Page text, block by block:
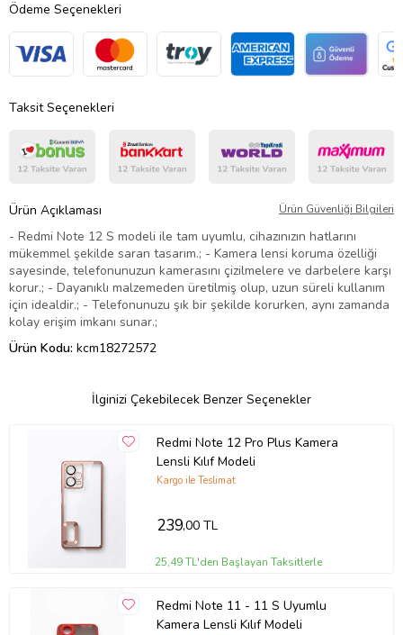
Ödeme Seçenekleri
Taksit Seçenekleri
Ürün Açıklaması Ürün Güvenliği Bilgileri
- Redmi Note 12 S modeli ile tam uyumlu, cihazınızın hatlarını
mükemmel şekilde saran tasarım.; - Kamera lensi koruma özelliği
sayesinde, telefonunuzun kamerasını çizilmelere ve darbelere karşı
korur.; - Dayanıklı malzemeden üretilmiş olup, uzun süreli kullanım
için idealdir.; - Telefonunuzu şık bir şekilde korurken, aynı zamanda
kolay erişim imkanı sunar.;
Ürün Kodu: kcm18272572
İlginizi Çekebilecek Benzer Seçenekler
Redmi Note 12 Pro Plus Kamera
Lensli Kılıf Modeli
Kargo ile Teslimat
239,00 TL
25,49 TL'den Başlayan Taksitlerle
Redmi Note 11 - 11 S Uyumlu
Kamera Lensli Kılıf Modeli